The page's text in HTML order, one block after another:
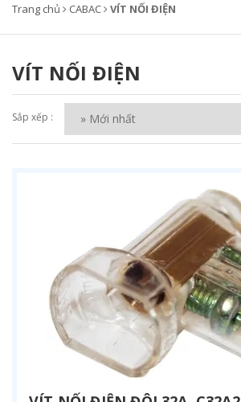
Trang chủ CABAC VÍT NỐI ĐIỆN
VÍT NỐI ĐIỆN
Sắp xếp :